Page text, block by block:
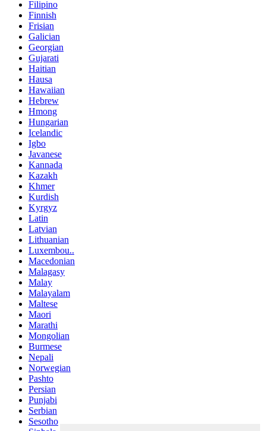
Filipino
Finnish
Frisian
Galician
Georgian
Gujarati
Haitian
Hausa
Hawaiian
Hebrew
Hmong
Hungarian
Icelandic
Igbo
Javanese
Kannada
Kazakh
Khmer
Kurdish
Kyrgyz
Latin
Latvian
Lithuanian
Luxembou..
Macedonian
Malagasy
Malay
Malayalam
Maltese
Maori
Marathi
Mongolian
Burmese
Nepali
Norwegian
Pashto
Persian
Punjabi
Serbian
Sesotho